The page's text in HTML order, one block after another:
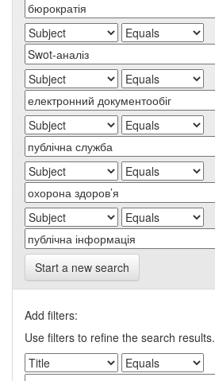
Start a new search
Add filters:
Use filters to refine the search results.